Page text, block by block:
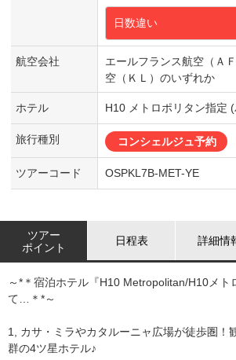
日数違い
航空会社
エールフランス航空（Ａ
空（ＫＬ）のいずれか
ホテル H10 メトロポリタン指定
旅行種別 コンシェルジュ予約
ツアーコード OSPKL7B-MET-YE
ツアー
ポイント
日程表 詳細情
～*＊宿泊ホテル『H10 Metropolitan/H10メト
て…＊*～
1, カサ・ミラやカタルーニャ広場が徒歩圏！
群の4ツ星ホテル♪